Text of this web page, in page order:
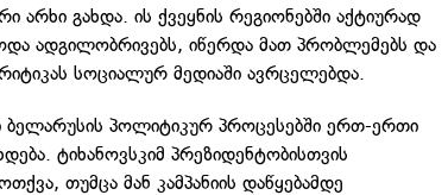
გახდა. ის ქვეყნის რეგიონებში აქტიურად
ადგილობრივებს, იწერდა მათ პრობლემებს და
სოციალურ მედიაში ავრცელებდა.
ბელარუსის პოლიტიკურ პროცესებში ერთ-ერთი
ტიხანოვსკიმ პრეზიდენტობისთვის
თუმცა მან კამპანიის დაწყებამდე